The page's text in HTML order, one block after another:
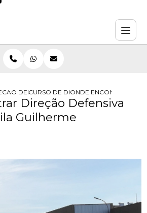
DEFENSIVA
CURSO DE DIRECAO DEFENSIVA
ONDE ENCONTRAR
Direção Defensiva
Guilherme